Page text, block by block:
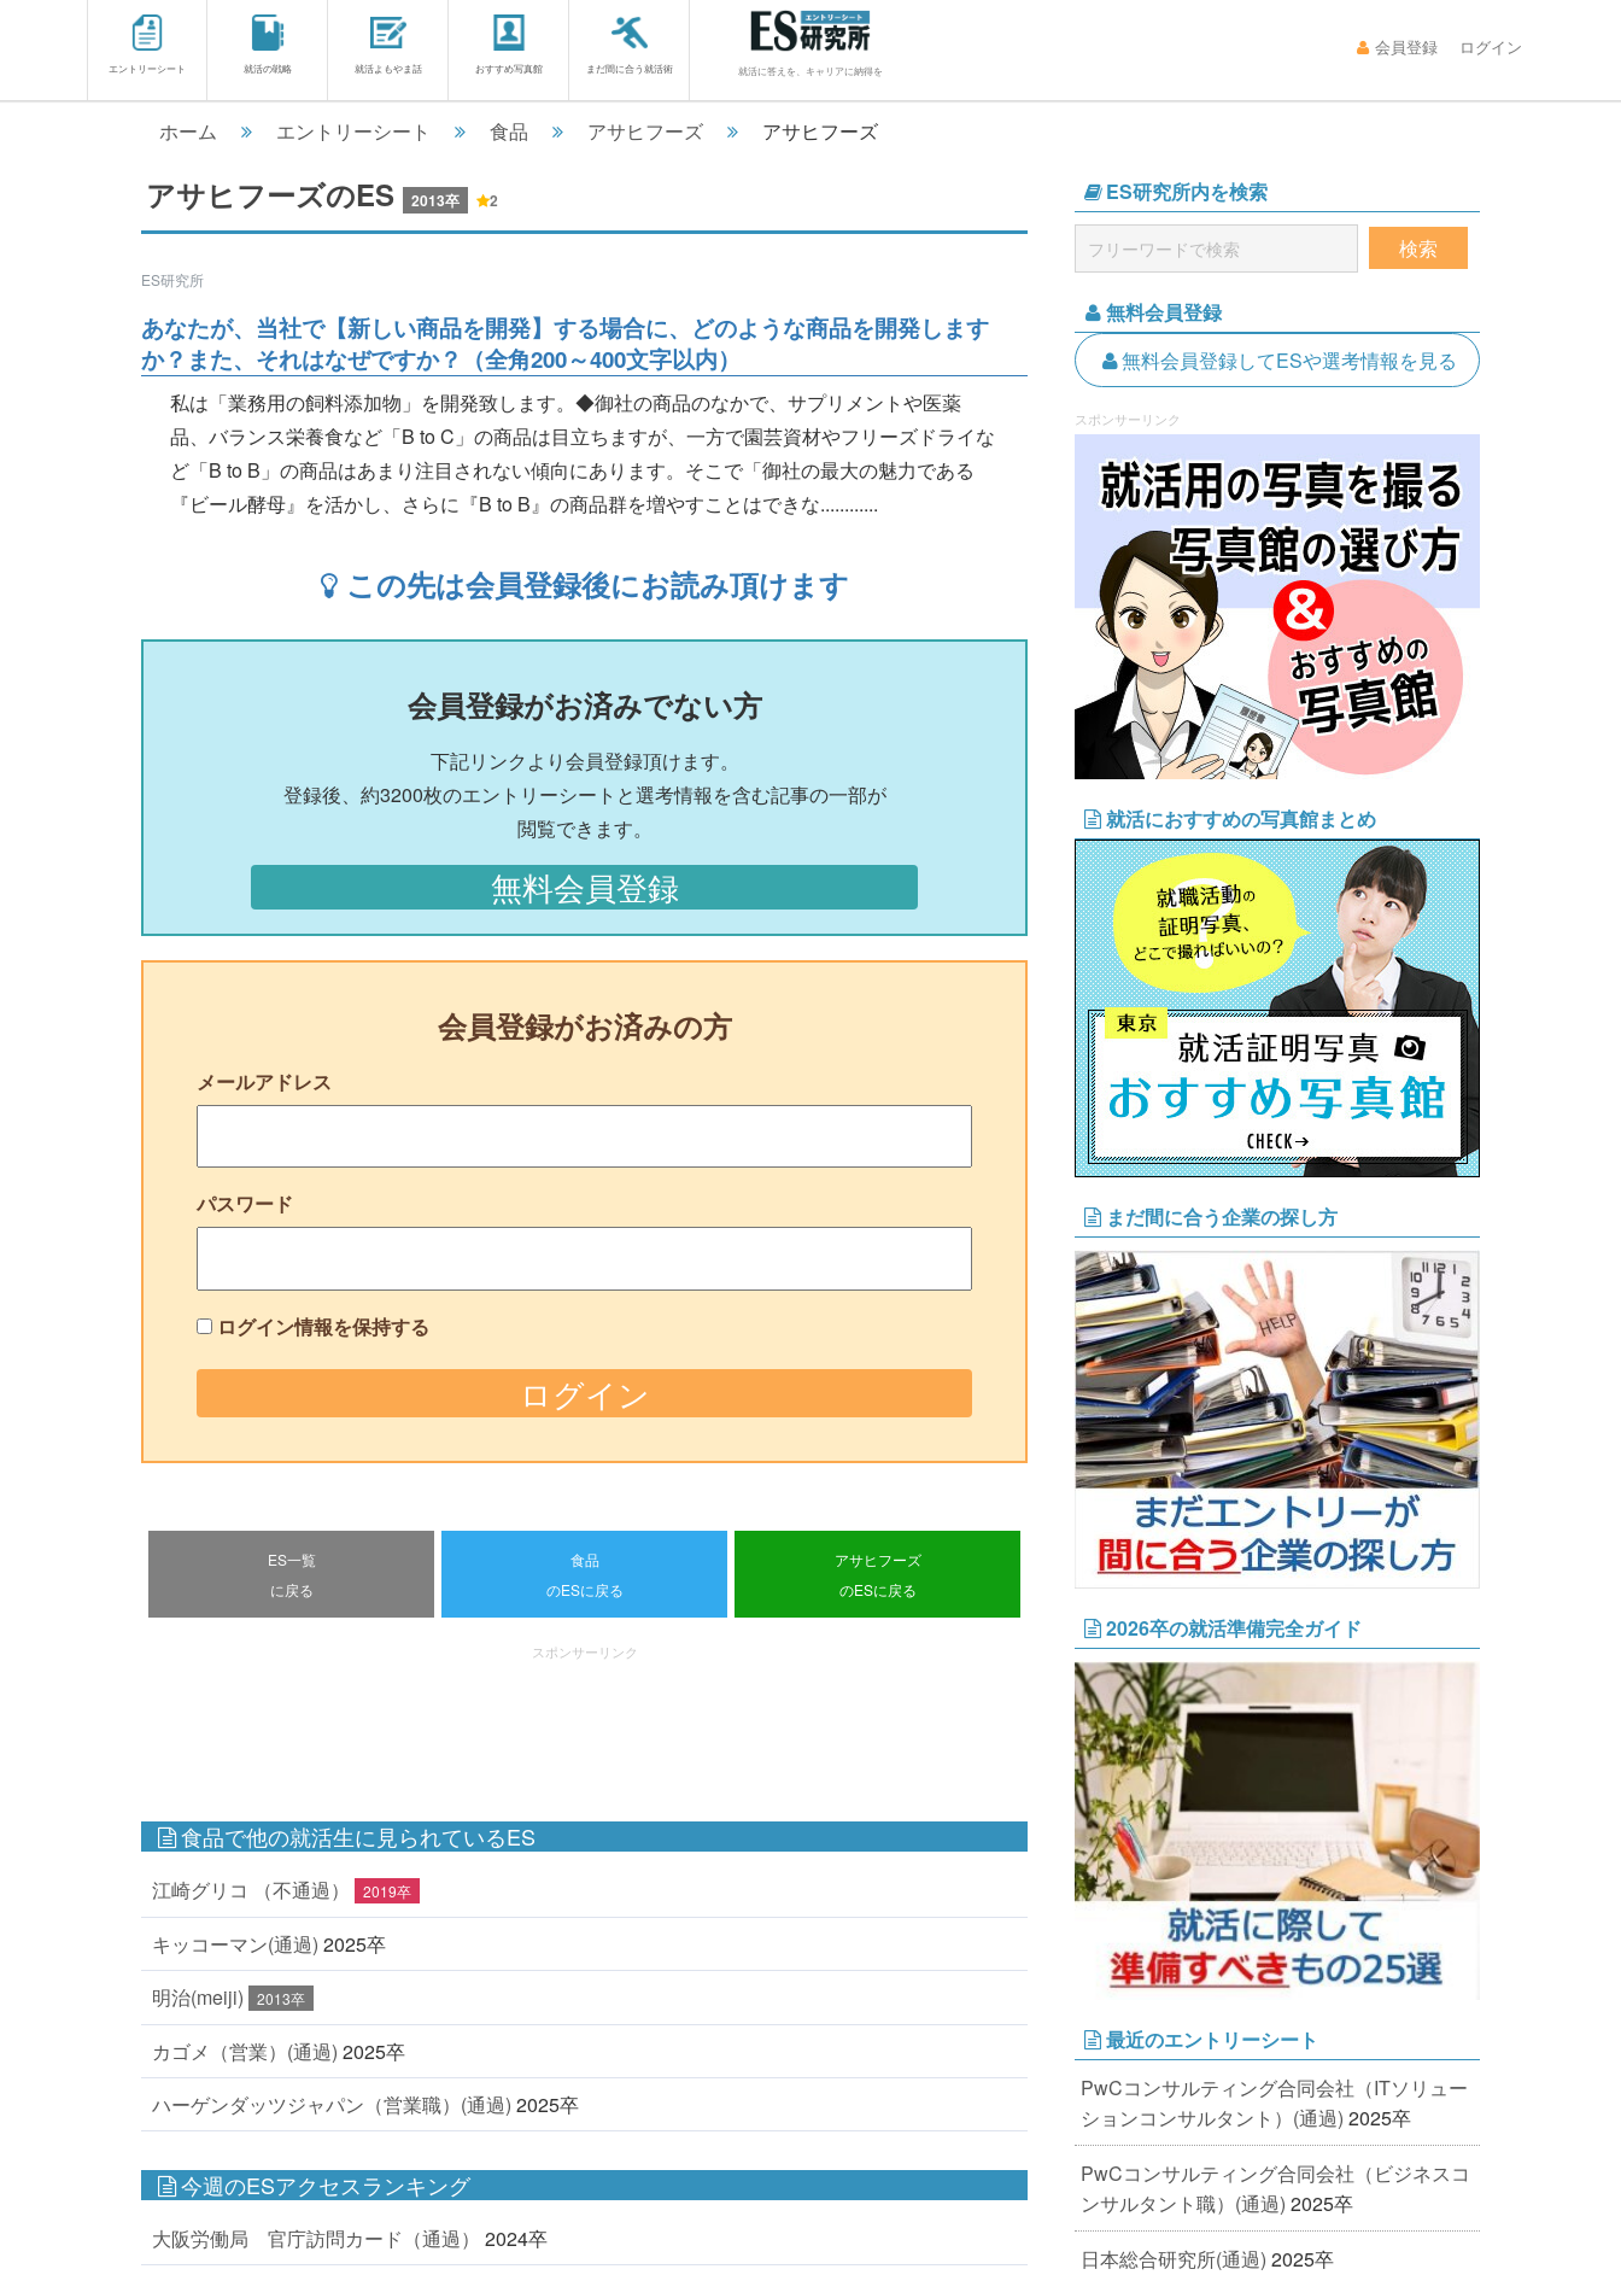
エントリーシート 就活の戦略 就活よもやま話 おすすめ写真館 まだ間に合う就活術 就活に答えを、キャリアに納得を
会員登録 ログイン
ホーム エントリーシート 食品 アサヒフーズ アサヒフーズ
アサヒフーズのES 2013卒 2
ES研究所
あなたが、当社で【新しい商品を開発】する場合に、どのような商品を開発します
か？また、それはなぜですか？（全角200～400文字以内）
私は「業務用の飼料添加物」を開発致します。◆御社の商品のなかで、サプリメントや医薬
品、バランス栄養食など「B to C」の商品は目立ちますが、一方で園芸資材やフリーズドライな
ど「B to B」の商品はあまり注目されない傾向にあります。そこで「御社の最大の魅力である
『ビール酵母』を活かし、さらに『B to B』の商品群を増やすことはできな............
この先は会員登録後にお読み頂けます
会員登録がお済みでない方
下記リンクより会員登録頂けます。
登録後、約3200枚のエントリーシートと選考情報を含む記事の一部が
閲覧できます。
無料会員登録
会員登録がお済みの方
メールアドレス
パスワード
ログイン情報を保持する
ES一覧
に戻る
食品
のESに戻る
アサヒフーズ
のESに戻る
スポンサーリンク
食品で他の就活生に見られているES
江崎グリコ （不通過） 2019卒
キッコーマン(通過) 2025卒
明治(meiji)
2013卒
カゴメ（営業）(通過) 2025卒
ハーゲンダッツジャパン（営業職）(通過) 2025卒
今週のESアクセスランキング
大阪労働局 官庁訪問カード（通過）
2024卒
ES研究所内を検索
無料会員登録
無料会員登録してESや選考情報を見る
スポンサーリンク
就活におすすめの写真館まとめ
まだ間に合う企業の探し方
2026卒の就活準備完全ガイド
最近のエントリーシート
PwCコンサルティング合同会社（ITソリュー
ションコンサルタント）(通過) 2025卒
PwCコンサルティング合同会社（ビジネスコ
ンサルタント職）(通過) 2025卒
日本総合研究所(通過) 2025卒